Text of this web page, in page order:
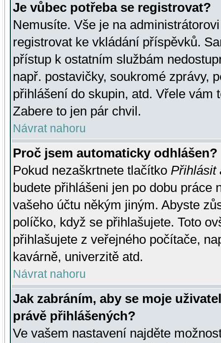
Je vůbec potřeba se registrovat?
Nemusíte. Vše je na
registrovat ke vkládání příspěvků.
přístup k ostatním službám
např. postavičky, soukromé zprávy,
přihlášení do skupin, atd. Vřele vám
Zabere to jen pár chvil.
Návrat nahoru
Proč jsem automaticky odhlášen?
Pokud nezaškrtnete tlačítko Přihlásit
budete přihlášeni jen po dobu práce
vašeho účtu někým jiným. Abyste
políčko, když se přihlašujete. Toto
přihlašujete z veřejného počítače,
kavárně, univerzitě atd.
Návrat nahoru
Jak zabráním, aby se moje
právě přihlášených?
Ve vašem nastavení najděte